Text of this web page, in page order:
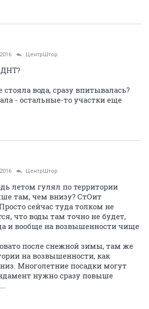
ЦентрШтор
ДНТ?
стояла вода, сразу впитывалась?
- остальные-то участки еще
ЦентрШтор
летом гулял по территории
там, чем внизу? СтОит
сейчас туда толком не
что воды там точно не будет,
и вообще на возвышенности чище
после снежной зимы, там же
на возвышенности, как
Многолетние посадки могут
нужно сразу повыше